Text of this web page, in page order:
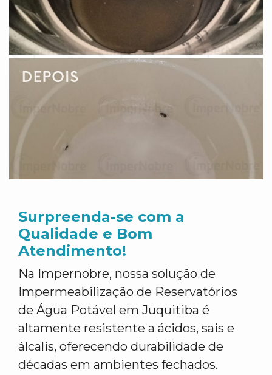
Surpreenda-se com a
Qualidade e Bom
Atendimento!
Na Impernobre, nossa solução de
Impermeabilização de Reservatórios
de Água Potável em Juquitiba é
altamente resistente a ácidos, sais e
álcalis, oferecendo durabilidade de
décadas em ambientes fechados.